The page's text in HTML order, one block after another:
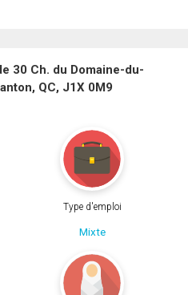
30 Ch. du Domaine-du-
QC, J1X 0M9
Type d'emploi
Mixte